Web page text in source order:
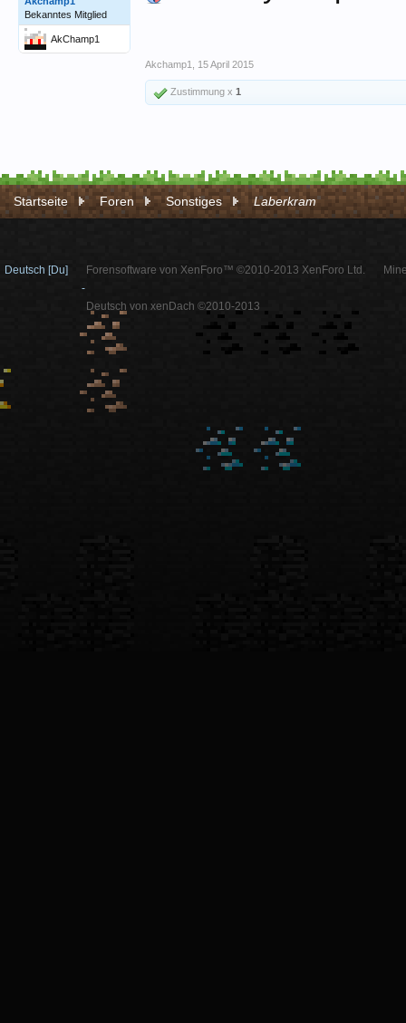
Bekanntes Mitglied
AkChamp1
Akchamp1 15 April 2015
Zustimmung x 1
Startseite Foren Sonstiges Laberkram
Deutsch [Du]
Forensoftware von XenForo™ ©2010-2013 XenForo Ltd.
-
Deutsch von xenDach ©2010-2013